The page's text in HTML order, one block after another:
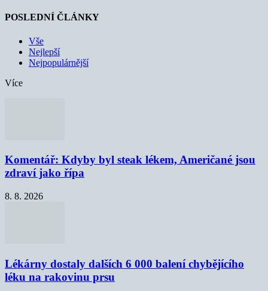
POSLEDNÍ ČLÁNKY
Vše
Nejlepší
Nejpopulárnější
Více
Komentář: Kdyby byl steak lékem, Američané jsou
zdraví jako řípa
8. 8. 2026
Lékárny dostaly dalších 6 000 balení chybějícího
léku na rakovinu prsu